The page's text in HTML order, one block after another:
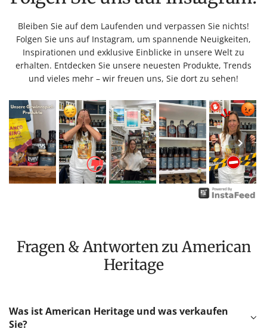
Bleiben Sie auf dem Laufenden und verpassen Sie nichts!
Folgen Sie uns auf Instagram, um spannende Neuigkeiten,
Inspirationen und exklusive Einblicke in unsere Welt zu
erhalten. Entdecken Sie unsere neuesten Produkte, Trends
und vieles mehr – wir freuen uns, Sie dort zu sehen!
Fragen & Antworten zu American
Heritage
Was ist American Heritage und was verkaufen
Sie?